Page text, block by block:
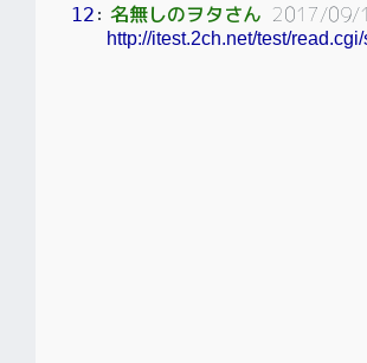
12 ： 名無しのヲタさん 2017/09/
http://itest.2ch.net/test/